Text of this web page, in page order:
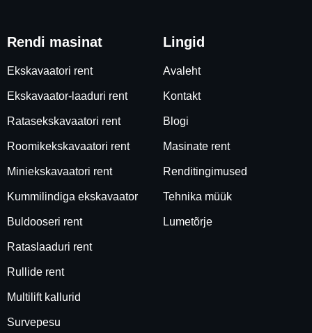
Rendi masinat
Ekskavaatori rent
Ekskavaator-laaduri rent
Ratasekskavaatori rent
Roomikekskavaatori rent
Miniekskavaatori rent
Kummilindiga ekskavaator
Buldooseri rent
Rataslaaduri rent
Rullide rent
Multilift kallurid
Survepesu
Lingid
Avaleht
Kontakt
Blogi
Masinate rent
Renditingimused
Tehnika müük
Lumetõrje